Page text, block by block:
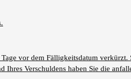
vor dem Fälligkeitsdatum
Verschuldens haben Sie die